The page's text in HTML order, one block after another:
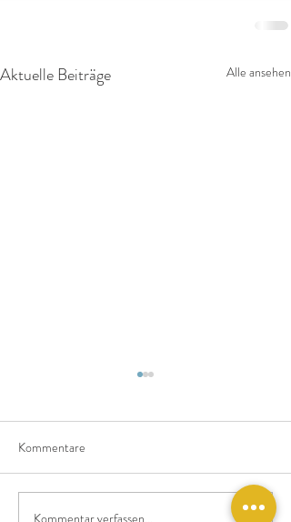
Aktuelle Beiträge Alle ansehen
Kommentare
Kommentar verfassen...